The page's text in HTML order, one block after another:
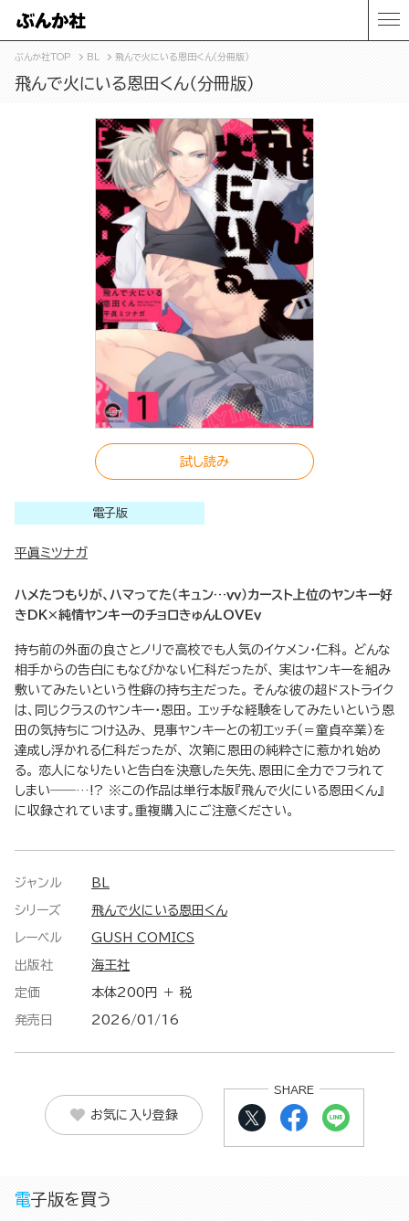
ぶんか社TOP BL 飛んで火にいる恩田くん（分冊版）
飛んで火にいる恩田くん（分冊版）
試し読み
電子版
平眞ミツナガ
ハメたつもりが、ハマってた（キュン…ｖｖ）カースト上位のヤンキー好
きDK×純情ヤンキーのチョロきゅんLOVEｖ
持ち前の外面の良さとノリで高校でも人気のイケメン・仁科。 どんな
相手からの告白にもなびかない仁科だったが、 実はヤンキーを組み
敷いてみたいという性癖の持ち主だった。 そんな彼の超ドストライク
は、同じクラスのヤンキー・恩田。 エッチな経験をしてみたいという恩
田の気持ちにつけ込み、 見事ヤンキーとの初エッチ（＝童貞卒業）を
達成し浮かれる仁科だったが、 次第に恩田の純粋さに惹かれ始め
る。 恋人になりたいと告白を決意した矢先、恩田に全力でフラれて
しまい――…!? ※この作品は単行本版『飛んで火にいる恩田くん』
に収録されています。重複購入にご注意ください。
ジャンル BL
シリーズ 飛んで火にいる恩田くん
レーベル GUSH COMICS
出版社 海王社
定価 本体200円 ＋ 税
発売日 2026/01/16
お気に入り登録
SHARE
電子版を買う